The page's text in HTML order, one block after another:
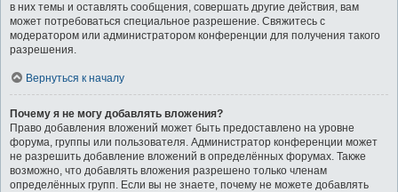
в них темы и оставлять сообщения, совершать другие действия, вам
может потребоваться специальное разрешение. Свяжитесь с
модератором или администратором конференции для получения такого
разрешения.
Вернуться к началу
Почему я не могу добавлять вложения?
Право добавления вложений может быть предоставлено на уровне
форума, группы или пользователя. Администратор конференции может
не разрешить добавление вложений в определённых форумах. Также
возможно, что добавлять вложения разрешено только членам
определённых групп. Если вы не знаете, почему не можете добавлять